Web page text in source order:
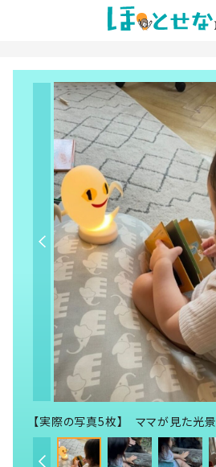
【実際の写真5枚】 ママが見た光景